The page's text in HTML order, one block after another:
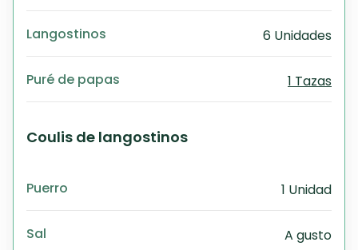
Langostinos 6 Unidades
Puré de papas 1 Tazas
Coulis de langostinos
Puerro 1 Unidad
Sal A gusto